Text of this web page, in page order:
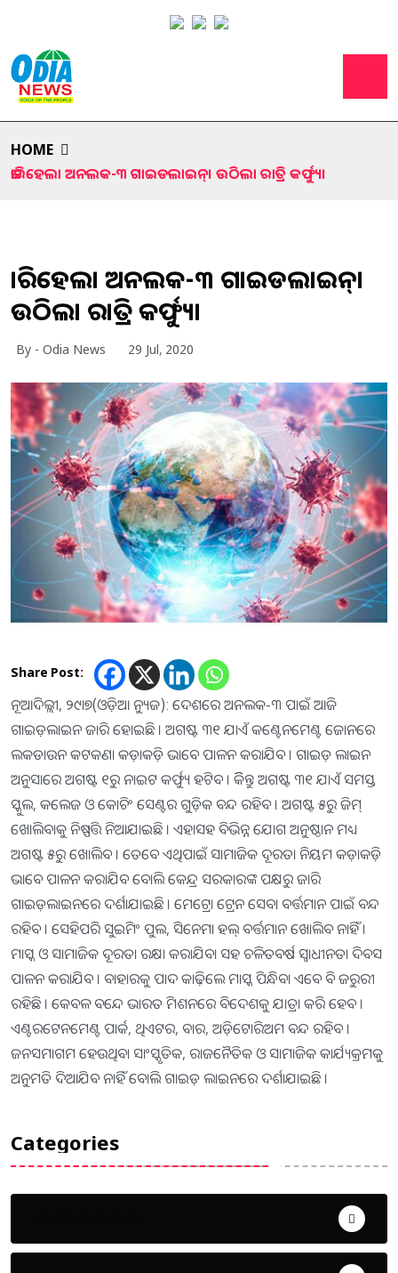
HOME
ଜାରିହେଲା ଅନଲକ-୩ ଗାଇଡଲାଇନ୍। ଉଠିଲା ରାତ୍ରି କର୍ଫ୍ୟୁ।
ଜାରିହେଲା ଅନଲକ-୩ ଗାଇଡଲାଇନ୍।
ଉଠିଲା ରାତ୍ରି କର୍ଫ୍ୟୁ।
By - Odia News 29 Jul, 2020
Share Post:
ନୂଆଦିଲ୍ଲୀ, ୨୯ା୭(ଓଡ଼ିଆ ନ୍ୟୁଜ): ଦେଶରେ ଅନଲକ-୩ ପାଇଁ ଆଜି
ଗାଇଡ଼ଲାଇନ ଜାରି ହୋଇଛି । ଅଗଷ୍ଟ ୩୧ ଯାଏଁ କଣ୍ଟେନମେଣ୍ଟ ଜୋନରେ
ଲକଡାଉନ କଟକଣା କଡ଼ାକଡ଼ି ଭାବେ ପାଳନ କରାଯିବ । ଗାଇଡ଼ ଲାଇନ
ଅନୁସାରେ ଅଗଷ୍ଟ ୧ରୁ ନାଇଟ କର୍ଫ୍ୟୁ ହଟିବ । କିିନ୍ତୁ ଅଗଷ୍ଟ ୩୧ ଯାଏଁ ସମସ୍ତ
ସ୍କୁଲ, କଲେଜ ଓ କୋଚିଂ ସେଣ୍ଟର ଗୁଡ଼ିକ ବନ୍ଦ ରହିବ । ଅଗଷ୍ଟ ୫ରୁ ଜିମ୍
ଖୋଲିବାକୁ ନିଷ୍ପତ୍ତି ନିଆଯାଇଛି । ଏହାସହ ବିଭିନ୍ନ ଯୋଗ ଅନୁଷ୍ଠାନ ମଧ୍ୟ
ଅଗଷ୍ଟ ୫ରୁ ଖୋଲିବ । ତେବେ ଏଥିପାଇଁ ସାମାଜିକ ଦୂରତା ନିୟମ କଡ଼ାକଡ଼ି
ଭାବେ ପାଳନ କରାଯିବ ବୋଲି କେନ୍ଦ୍ର ସରକାରଙ୍କ ପକ୍ଷରୁ ଜାରି
ଗାଇଡ଼ଲାଇନରେ ଦର୍ଶାଯାଇଛି । ମେଟ୍ରୋ ଟ୍ରେନ ସେବା ବର୍ତ୍ତମାନ ପାଇଁ ବନ୍ଦ
ରହିବ । ସେହିପରି ସୁଇମିଂ ପୁଲ, ସିନେମା ହଲ୍ ବର୍ତ୍ତମାନ ଖୋଲିବ ନାହିଁ ।
ମାସ୍କ ଓ ସାମାଜିକ ଦୂରତା ରକ୍ଷା କରାଯିବା ସହ ଚଳିତବର୍ଷ ସ୍ୱାଧୀନତା ଦିବସ
ପାଳନ କରାଯିବ । ବାହାରକୁ ପାଦ କାଢ଼ିଲେ ମାସ୍କ ପିନ୍ଧିବା ଏବେ ବି ଜରୁରୀ
ରହିଛି । କେବଳ ବନ୍ଦେ ଭାରତ ମିଶନରେ ବିଦେଶକୁ ଯାତ୍ରା କରି ହେବ ।
ଏଣ୍ଟରଟେନମେଣ୍ଟ ପାର୍କ, ଥିଏଟର, ବାର, ଅଡ଼ିଟୋରିଅମ ବନ୍ଦ ରହିବ ।
ଜନସମାଗମ ହେଉଥିବା ସାଂସ୍କୃତିକ, ରାଜନୈତିକ ଓ ସାମାଜିକ କାର୍ଯ୍ୟକ୍ରମକୁ
ଅନୁମତି ଦିଆଯିବ ନାହିଁ ବୋଲି ଗାଇଡ଼ ଲାଇନରେ ଦର୍ଶାଯାଇଛି ।
Categories